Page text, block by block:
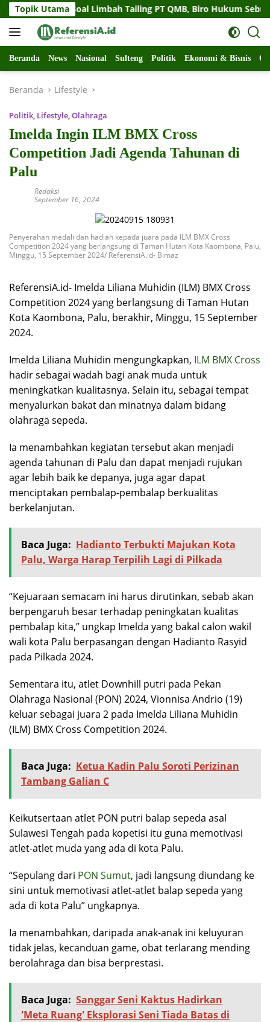
Langsung
ke
konten
Topik Utama
Sulteng Soal Limbah Tailing PT QMB, Biro Hukum Sebut
Beranda News Nasional Sulteng Politik Ekonomi & Bisnis
Beranda Lifestyle
Politik, Lifestyle,Olahraga
Imelda Ingin ILM BMX Cross
Competition Jadi Agenda Tahunan di
Palu
Redaksi
September 16, 2024
Penyerahan medali dan hadiah kepada juara pada ILM BMX Cross
Competition 2024 yang berlangsung di Taman Hutan Kota Kaombona, Palu,
Minggu, 15 September 2024/ ReferensiA.id- Bimaz
ReferensiA.id- Imelda Liliana Muhidin (ILM) BMX Cross
Competition 2024 yang berlangsung di Taman Hutan
Kota Kaombona, Palu, berakhir, Minggu, 15 September
2024.
Imelda Liliana Muhidin mengungkapkan, ILM BMX Cross
hadir sebagai wadah bagi anak muda untuk
meningkatkan kualitasnya. Selain itu, sebagai tempat
menyalurkan bakat dan minatnya dalam bidang
olahraga sepeda.
Ia menambahkan kegiatan tersebut akan menjadi
agenda tahunan di Palu dan dapat menjadi rujukan
agar lebih baik ke depanya, juga agar dapat
menciptakan pembalap-pembalap berkualitas
berkelanjutan.
Baca Juga: Hadianto Terbukti Majukan Kota
Palu, Warga Harap Terpilih Lagi di Pilkada
“Kejuaraan semacam ini harus dirutinkan, sebab akan
berpengaruh besar terhadap peningkatan kualitas
pembalap kita,” ungkap Imelda yang bakal calon wakil
wali kota Palu berpasangan dengan Hadianto Rasyid
pada Pilkada 2024.
Sementara itu, atlet Downhill putri pada Pekan
Olahraga Nasional (PON) 2024, Vionnisa Andrio (19)
keluar sebagai juara 2 pada Imelda Liliana Muhidin
(ILM) BMX Cross Competition 2024.
Baca Juga: Ketua Kadin Palu Soroti Perizinan
Tambang Galian C
Keikutsertaan atlet PON putri balap sepeda asal
Sulawesi Tengah pada kopetisi itu guna memotivasi
atlet-atlet muda yang ada di kota Palu.
“Sepulang dari PON Sumut, jadi langsung diundang ke
sini untuk memotivasi atlet-atlet balap sepeda yang
ada di kota Palu” ungkapnya.
Ia menambahkan, daripada anak-anak ini keluyuran
tidak jelas, kecanduan game, obat terlarang mending
berolahraga dan bisa berprestasi.
Baca Juga: Sanggar Seni Kaktus Hadirkan
'Meta Ruang' Eksplorasi Seni Tiada Batas di